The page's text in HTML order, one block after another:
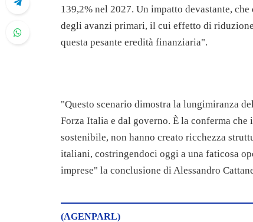
139,2% nel 2027. Un impatto devastante,
degli avanzi primari, il cui effetto di
questa pesante eredità finanziaria".
"Questo scenario dimostra la lungimiranza
Forza Italia e dal governo. È la conferma
sostenibile, non hanno creato ricchezza
italiani, costringendoci oggi a una faticosa
imprese" la conclusione di Alessandro
(AGENPARL)